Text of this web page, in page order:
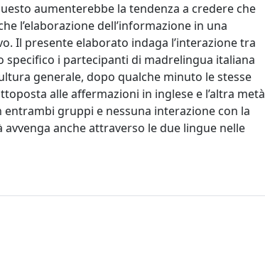
aumenterebbe la tendenza a credere che
l’elaborazione dell’informazione in una
Il presente elaborato indaga l’interazione tra
specifico i partecipanti di madrelingua italiana
generale, dopo qualche minuto le stesse
alle affermazioni in inglese e l’altra metà
gruppi e nessuna interazione con la
anche attraverso le due lingue nelle